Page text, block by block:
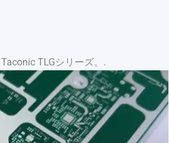
TLGシリーズ。.